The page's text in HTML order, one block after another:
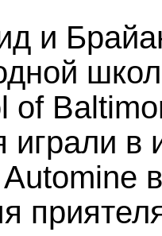
и
of
играли в
Automine